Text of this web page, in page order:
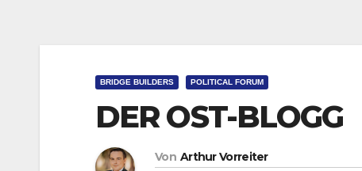
BRIDGE BUILDERS POLITICAL FORUM
DER OST-BLOGG
Von Arthur Vorreiter